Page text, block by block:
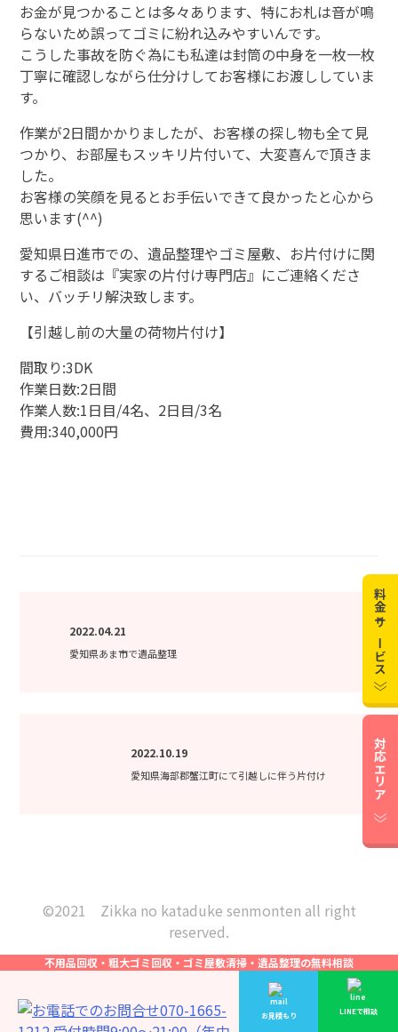
料金・サービス
対応エリア
お金が見つかることは多々あります、特にお札は音が鳴
らないため誤ってゴミに紛れ込みやすいんです。
こうした事故を防ぐ為にも私達は封筒の中身を一枚一枚
丁寧に確認しながら仕分けしてお客様にお渡ししていま
す。
作業が2日間かかりましたが、お客様の探し物も全て見
つかり、お部屋もスッキリ片付いて、大変喜んで頂きま
した。
お客様の笑顔を見るとお手伝いできて良かったと心から
思います(^^)
愛知県日進市での、遺品整理やゴミ屋敷、お片付けに関
するご相談は『実家の片付け専門店』にご連絡くださ
い、バッチリ解決致します。
【引越し前の大量の荷物片付け】
間取り:3DK
作業日数:2日間
作業人数:1日目/4名、2日目/3名
費用:340,000円
2022.04.21
愛知県あま市で遺品整理
2022.10.19
愛知県海部郡蟹江町にて引越しに伴う片付け
©︎2021 Zikka no kataduke senmonten all right
reserved.
不用品回収・粗大ゴミ回収・ゴミ屋敷清掃・遺品整理の無料相談
お見積もり LINEで相談